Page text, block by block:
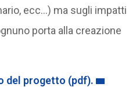
ecc…) ma sugli impatti
porta alla creazione
del progetto (pdf).